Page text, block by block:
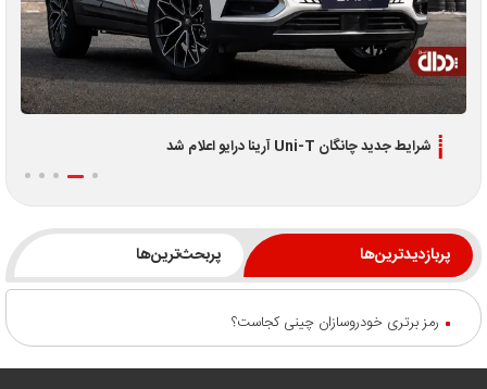
شرایط جدید چانگان Uni-T آرینا درایو اعلام شد
پربازدیدترین‌ها پربحث‌ترین‌ها
رمز برتری خودروسازان چینی کجاست؟